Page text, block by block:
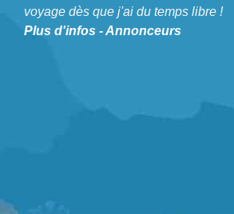
globetrotter. Cela fait maintenant
l'étranger et voyage dès que j'ai du
voyage dès que j'ai du temps libre !
Plus d'infos -Annonceurs